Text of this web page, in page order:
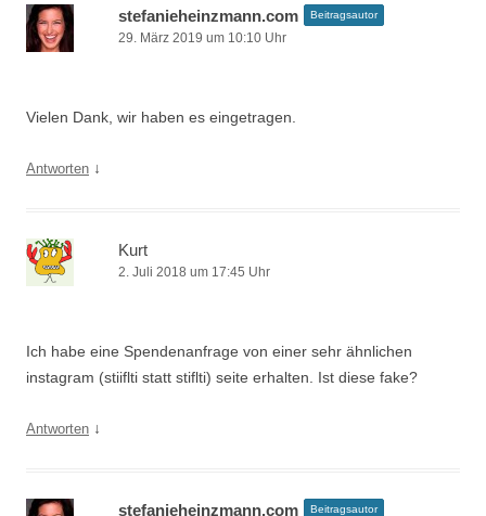
stefanieheinzmann.com Beitragsautor
29. März 2019 um 10:10 Uhr
Vielen Dank, wir haben es eingetragen.
Antworten ↓
Kurt
2. Juli 2018 um 17:45 Uhr
Ich habe eine Spendenanfrage von einer sehr ähnlichen
instagram (stiiflti statt stiflti) seite erhalten. Ist diese fake?
Antworten ↓
stefanieheinzmann.com Beitragsautor